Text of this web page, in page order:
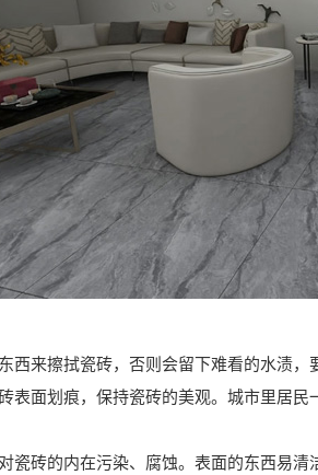
来擦拭瓷砖，否则会留下难看的水渍，
表面划痕，保持瓷砖的美观。城市里居
瓷砖的内在污染、腐蚀。表面的东西易